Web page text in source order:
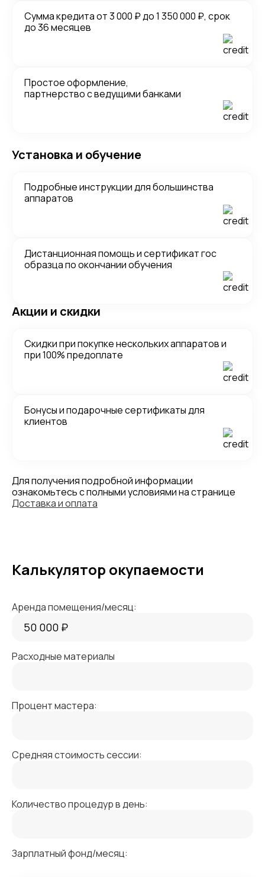
Сумма кредита от 3 000 ₽ до 1 350 000 ₽, срок
до 36 месяцев
Простое оформление,
партнерство с ведущими банками
Установка и обучение
Подробные инструкции для большинства
аппаратов
Дистанционная помощь и сертификат гос
образца по окончании обучения
Акции и скидки
Скидки при покупке нескольких аппаратов и
при 100% предоплате
Бонусы и подарочные сертификаты для
клиентов
Для получения подробной информации
ознакомьтесь с полными условиями на странице
Доставка и оплата
Калькулятор окупаемости
Аренда помещения/месяц:
Расходные материалы
Процент мастера:
Средняя стоимость сессии:
Количество процедур в день:
Зарплатный фонд/месяц: